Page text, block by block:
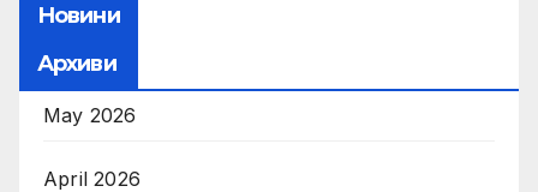
Новини
Архиви
May 2026
April 2026